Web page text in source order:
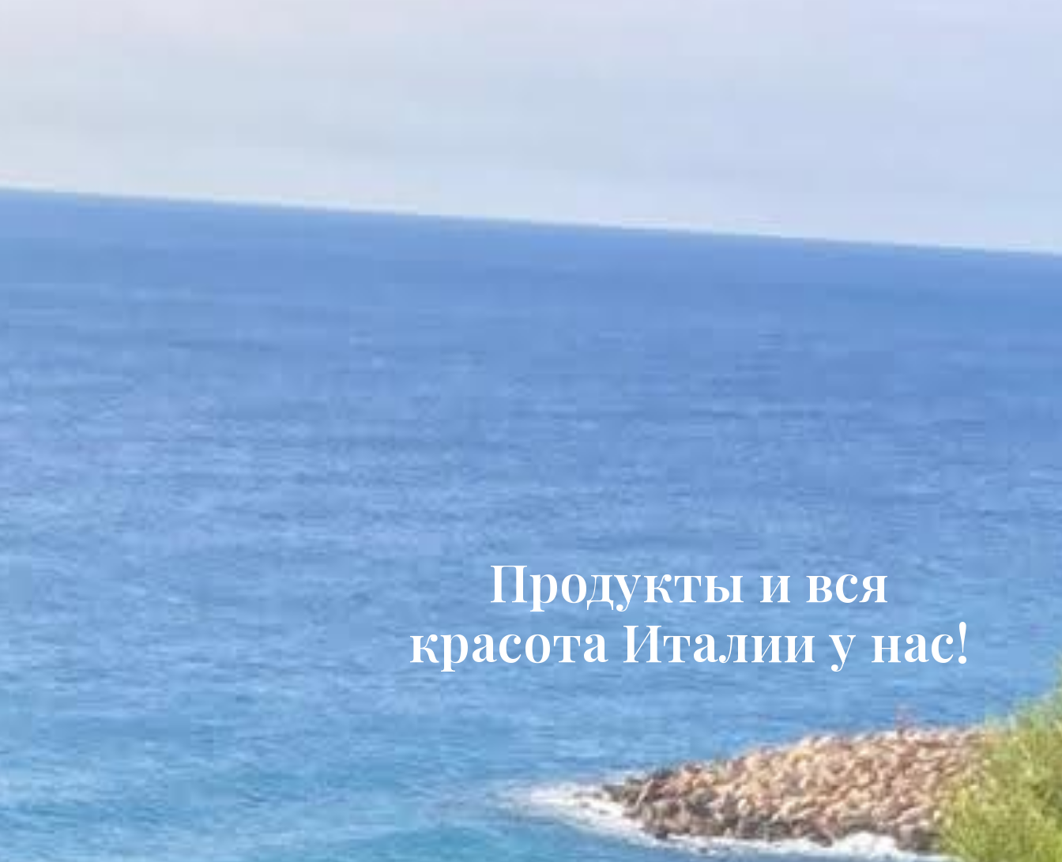
Продукты и вся
красота Италии у нас!